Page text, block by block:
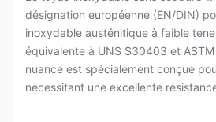
désignation européenne (EN/DIN)
inoxydable austénitique à faible
équivalente à UNS S30403 et
nuance est spécialement conçue
nécessitant une excellente